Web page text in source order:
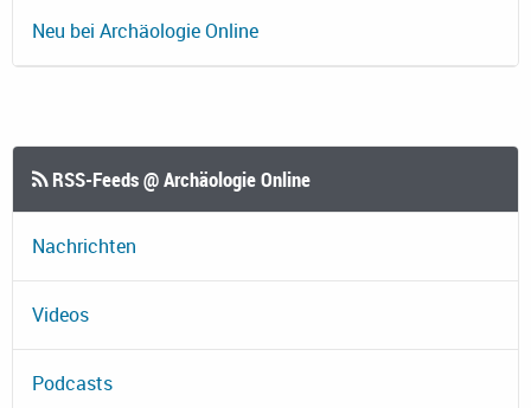
Neu bei Archäologie Online
RSS-Feeds @ Archäologie Online
Nachrichten
Videos
Podcasts